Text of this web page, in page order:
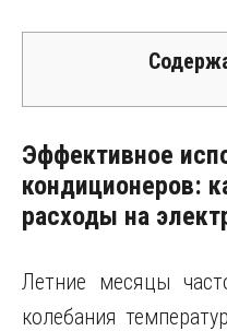
Эффективное
кондиционеров:
расходы на
Летние месяцы
колебания